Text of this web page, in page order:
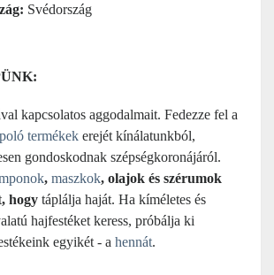
Svédország
kapcsolatos aggodalmait. Fedezze fel a
termékek erejét kínálatunkból,
gondoskodnak szépségkoronájáról.
, maszkok, olajok és szérumok
, hogy táplálja haját. Ha kíméletes és
hajfestéket keress, próbálja ki
egyikét - a hennát.